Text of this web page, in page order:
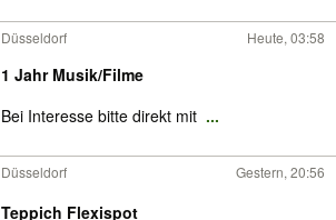
Düsseldorf Heute, 03:58
1 Jahr Musik/Filme
Bei Interesse bitte direkt mit ...
Düsseldorf Gestern, 20:56
Teppich Flexispot